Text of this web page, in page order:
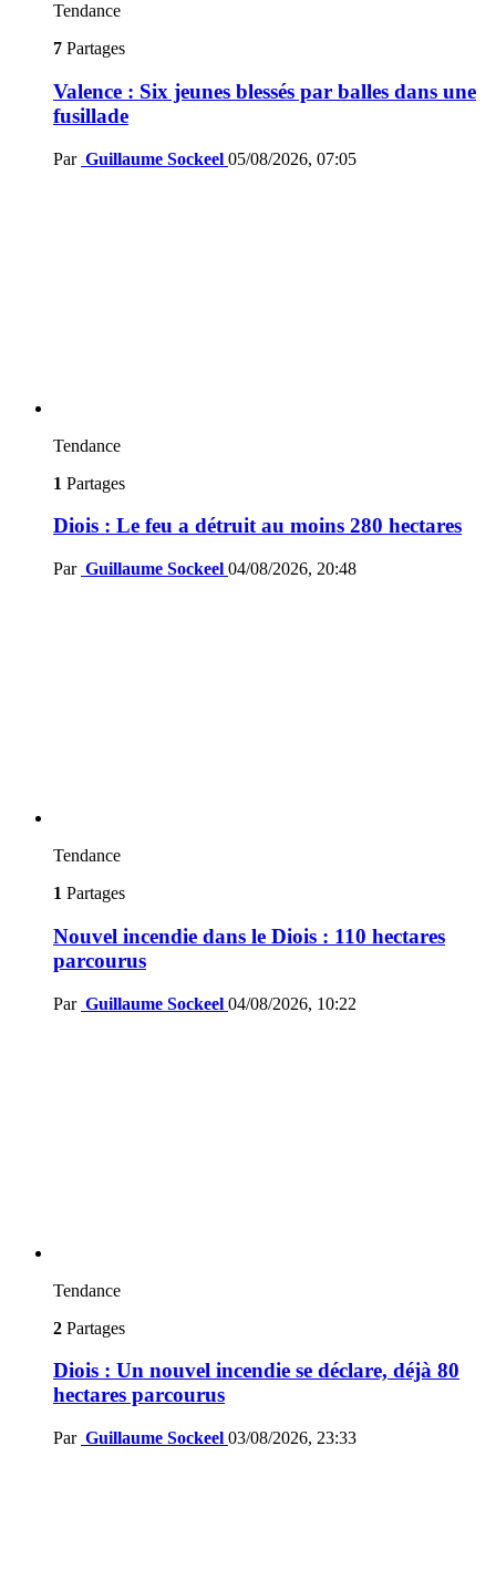
Tendance
7 Partages
Valence : Six jeunes blessés par balles dans une
fusillade
Par Guillaume Sockeel 05/08/2026, 07:05
Tendance
1 Partages
Diois : Le feu a détruit au moins 280 hectares
Par Guillaume Sockeel 04/08/2026, 20:48
Tendance
1 Partages
Nouvel incendie dans le Diois : 110 hectares
parcourus
Par Guillaume Sockeel 04/08/2026, 10:22
Tendance
2 Partages
Diois : Un nouvel incendie se déclare, déjà 80
hectares parcourus
Par Guillaume Sockeel 03/08/2026, 23:33